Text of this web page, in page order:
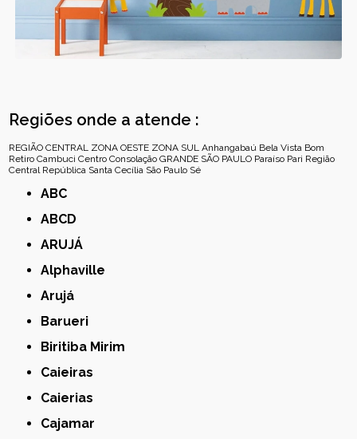
Regiões onde a atende :
REGIÃO CENTRAL ZONA OESTE ZONA SUL Anhangabaú Bela Vista Bom
Retiro Cambuci Centro Consolação GRANDE SÃO PAULO Paraíso Pari Região
Central República Santa Cecília São Paulo Sé
ABC
ABCD
ARUJÁ
Alphaville
Arujá
Barueri
Biritiba Mirim
Caieiras
Caierias
Cajamar